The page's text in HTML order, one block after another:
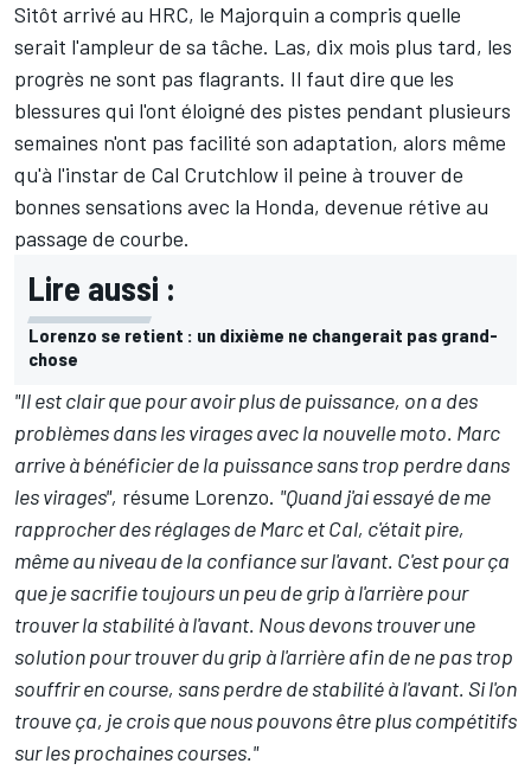
Sitôt arrivé au HRC, le Majorquin a compris quelle
serait l'ampleur de sa tâche. Las, dix mois plus tard, les
progrès ne sont pas flagrants. Il faut dire que les
blessures qui l'ont éloigné des pistes pendant plusieurs
semaines n'ont pas facilité son adaptation, alors même
qu'à l'instar de Cal Crutchlow il peine à trouver de
bonnes sensations avec la Honda, devenue rétive au
passage de courbe.
Lire aussi :
Lorenzo se retient : un dixième ne changerait pas grand-
chose
"Il est clair que pour avoir plus de puissance, on a des
problèmes dans les virages avec la nouvelle moto. Marc
arrive à bénéficier de la puissance sans trop perdre dans
les virages", résume Lorenzo. "Quand j'ai essayé de me
rapprocher des réglages de Marc et Cal, c'était pire,
même au niveau de la confiance sur l'avant. C'est pour ça
que je sacrifie toujours un peu de grip à l'arrière pour
trouver la stabilité à l'avant. Nous devons trouver une
solution pour trouver du grip à l'arrière afin de ne pas trop
souffrir en course, sans perdre de stabilité à l'avant. Si l'on
trouve ça, je crois que nous pouvons être plus compétitifs
sur les prochaines courses."